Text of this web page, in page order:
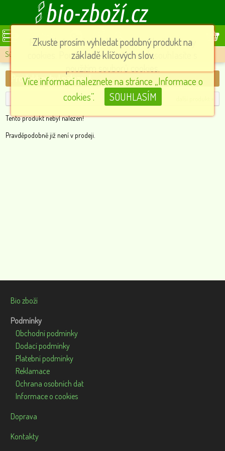
MENU
Sůl Produkt nebyl nalezen!
Produkt nebyl nalezen!
Tento produkt nebyl nalezen!
Pravděpodobně již není v prodeji.
Bio zboží
Podmínky
Obchodní podmínky
Dodací podmínky
Platební podmínky
Reklamace
Ochrana osobních dat
Informace o cookies
Doprava
Kontakty
Při poskytování služeb nám pomáhají soubory
cookies. Používáním našich služeb souhlasíte s
Více informací naleznete na stránce „Informace o
cookies”.
SOUHLASÍM
Zkuste prosím vyhledat podobný produkt na
základě klíčových slov.